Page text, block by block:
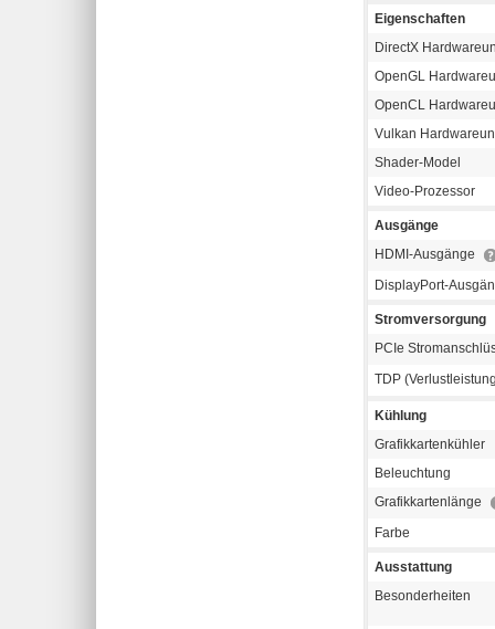
Eigenschaften
DirectX
OpenGL
OpenCL
Vulkan
Shader-Model
Video-Prozessor
Ausgänge
HDMI-Ausgänge
DisplayPort-
Stromversorgung
PCIe
TDP
Kühlung
Grafikkartenkühler
Beleuchtung
Grafikkartenlänge
Farbe
Ausstattung
Besonderheiten